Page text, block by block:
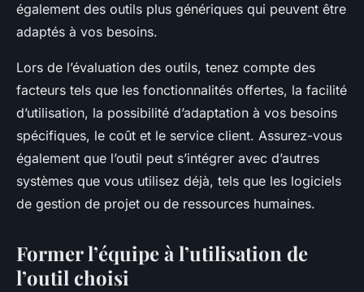
également des outils plus génériques qui peuvent être
adaptés à vos besoins.
Lors de l’évaluation des outils, tenez compte des
facteurs tels que les fonctionnalités offertes, la facilité
d’utilisation, la possibilité d’adaptation à vos besoins
spécifiques, le coût et le service client. Assurez-vous
également que l’outil peut s’intégrer avec d’autres
systèmes que vous utilisez déjà, tels que les logiciels
de gestion de projet ou de ressources humaines.
Former l’équipe à l’utilisation de
l’outil choisi